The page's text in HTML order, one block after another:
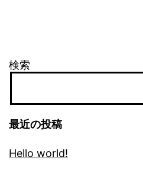
検索
最近の投稿
Hello world!